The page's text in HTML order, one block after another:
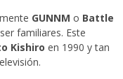
GUNNM o Battle
familiares. Este
Kishiro en 1990 y tan